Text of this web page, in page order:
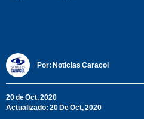
Por: Noticias Caracol
20 de Oct, 2020
Actualizado: 20 De Oct, 2020